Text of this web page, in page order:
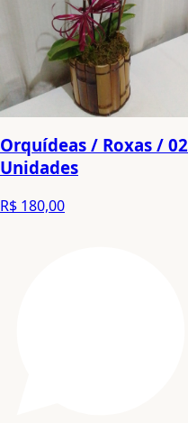
Orquídeas / Roxas / 02
Unidades
R$ 180,00